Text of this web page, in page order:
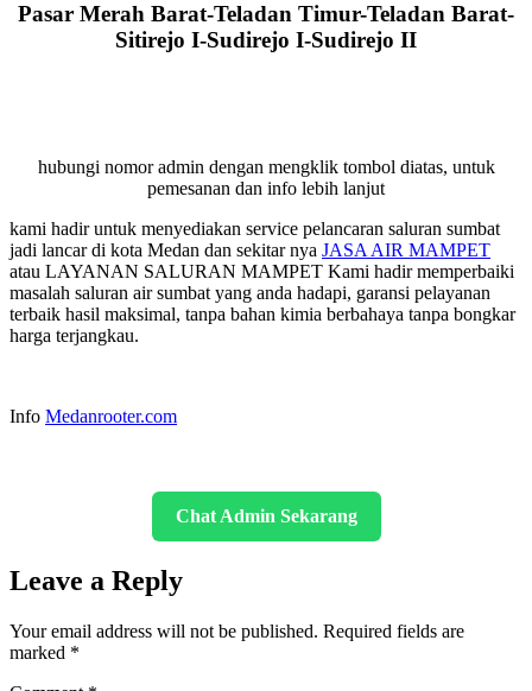
Pasar Merah Barat-Teladan Timur-Teladan Barat-
Sitirejo I-Sudirejo I-Sudirejo II
hubungi nomor admin dengan mengklik tombol diatas, untuk
pemesanan dan info lebih lanjut
kami hadir untuk menyediakan service pelancaran saluran sumbat
jadi lancar di kota Medan dan sekitar nya JASA AIR MAMPET
atau LAYANAN SALURAN MAMPET Kami hadir memperbaiki
masalah saluran air sumbat yang anda hadapi, garansi pelayanan
terbaik hasil maksimal, tanpa bahan kimia berbahaya tanpa bongkar
harga terjangkau.
Info Medanrooter.com
Chat Admin Sekarang
Leave a Reply
Your email address will not be published. Required fields are
marked *